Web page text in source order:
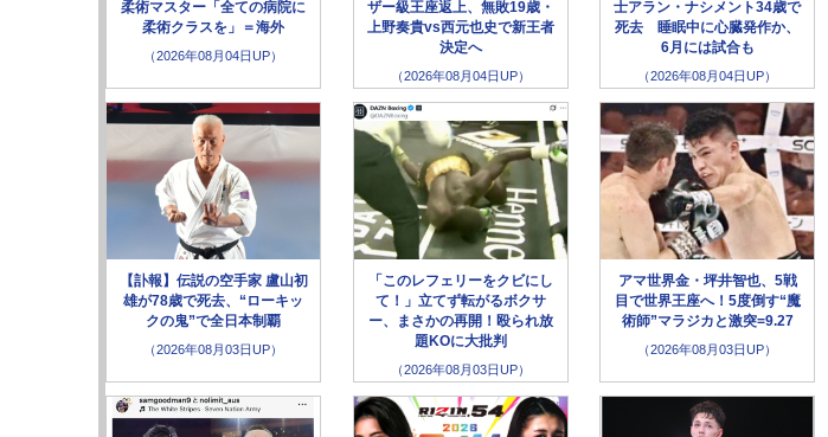
柔術マスター「全ての病院に
柔術クラスを」＝海外
（2026年08月04日UP）
ザー級王座返上、無敗19歳・
上野奏貴vs西元也史で新王者
決定へ
（2026年08月04日UP）
士アラン・ナシメント34歳で
死去 睡眠中に心臓発作か、
6月には試合も
（2026年08月04日UP）
【訃報】伝説の空手家 盧山初
雄が78歳で死去、“ローキッ
クの鬼”で全日本制覇
（2026年08月03日UP）
「このレフェリーをクビにし
て！」立てず転がるボクサ
ー、まさかの再開！殴られ放
題KOに大批判
（2026年08月03日UP）
アマ世界金・坪井智也、5戦
目で世界王座へ！5度倒す“魔
術師”マラジカと激突=9.27
（2026年08月03日UP）